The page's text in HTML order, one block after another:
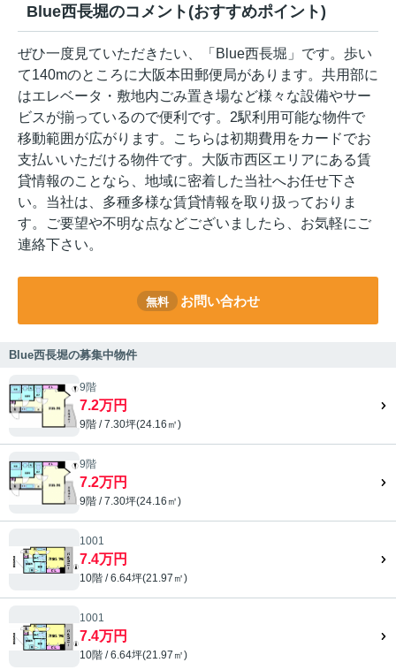
Blue西長堀のコメント(おすすめポイント)
ぜひ一度見ていただきたい、「Blue西長堀」です。歩い
て140mのところに大阪本田郵便局があります。共用部に
はエレベータ・敷地内ごみ置き場など様々な設備やサー
ビスが揃っているので便利です。2駅利用可能な物件で
移動範囲が広がります。こちらは初期費用をカードでお
支払いいただける物件です。大阪市西区エリアにある賃
貸情報のことなら、地域に密着した当社へお任せ下さ
い。当社は、多種多様な賃貸情報を取り扱っておりま
す。ご要望や不明な点などございましたら、お気軽にご
連絡下さい。
無料 お問い合わせ
Blue西長堀の募集中物件
9階
7.2万円
9階 / 7.30坪(24.16㎡)
9階
7.2万円
9階 / 7.30坪(24.16㎡)
1001
7.4万円
10階 / 6.64坪(21.97㎡)
1001
7.4万円
10階 / 6.64坪(21.97㎡)